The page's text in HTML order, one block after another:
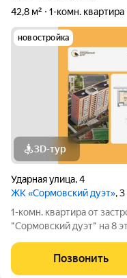
42,8 м²
1-комн. квартира
новостройка
3D-тур
Ударная улица,4
ЖК «Сормовский дуэт»,
1-комн. квартира от
"Сормовский дуэт" на 8
кв.м. Все окна выходят
балкон, один
Позвонить